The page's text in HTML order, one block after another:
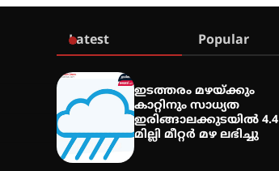
Latest Popular
ഇടത്തരം മഴയ്ക്കും
കാറ്റിനും സാധ്യത
ഇരിങ്ങാലക്കുടയിൽ 4.4
മില്ലി മീറ്റർ മഴ ലഭിച്ചു